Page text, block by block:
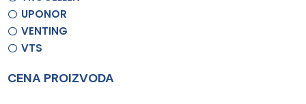
UPONOR
VENTING
VTS
CENA PROIZVODA